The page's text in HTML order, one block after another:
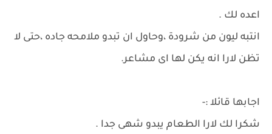
اعده لك .
انتبه ليون من شرودة ،وحاول ان تبدو ملامحه جاده ،حتى لا
تظن لارا انه يكن لها اى مشاعر.
اجابها قائلا :-
شكرا لك لارا الطعام يبدو شهى جدا .